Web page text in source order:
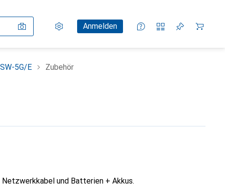
Einstellungen
KundenkontoAnmelden
Vergleichslisten
Merklisten
Warenkorb
5G/E Zubehör
und Batterien + Akkus.